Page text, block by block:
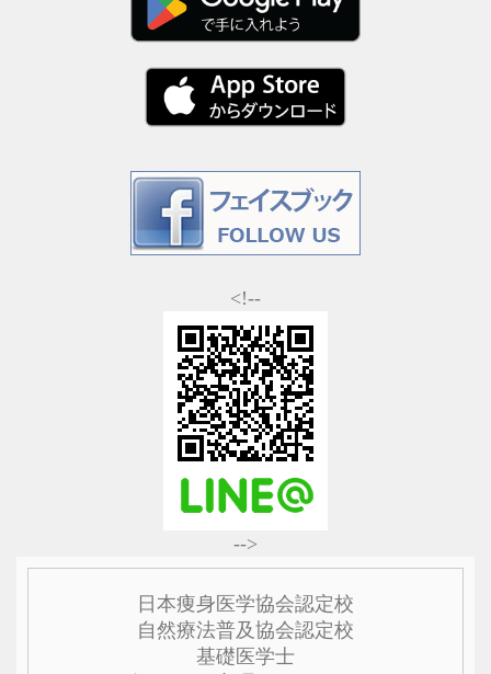
<!--
-->
日本痩身医学協会認定校
自然療法普及協会認定校
基礎医学士